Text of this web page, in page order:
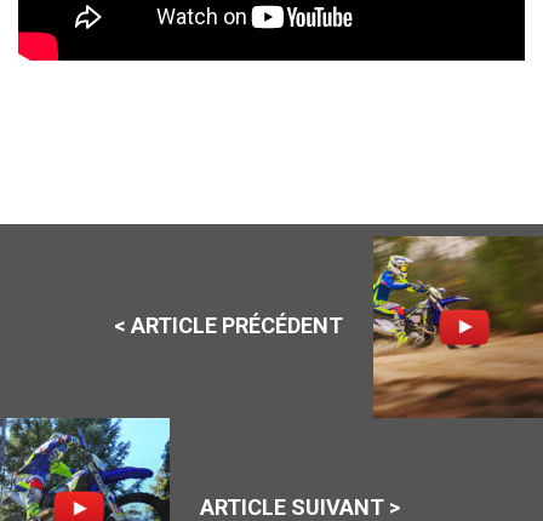
< ARTICLE PRÉCÉDENT
ARTICLE SUIVANT >